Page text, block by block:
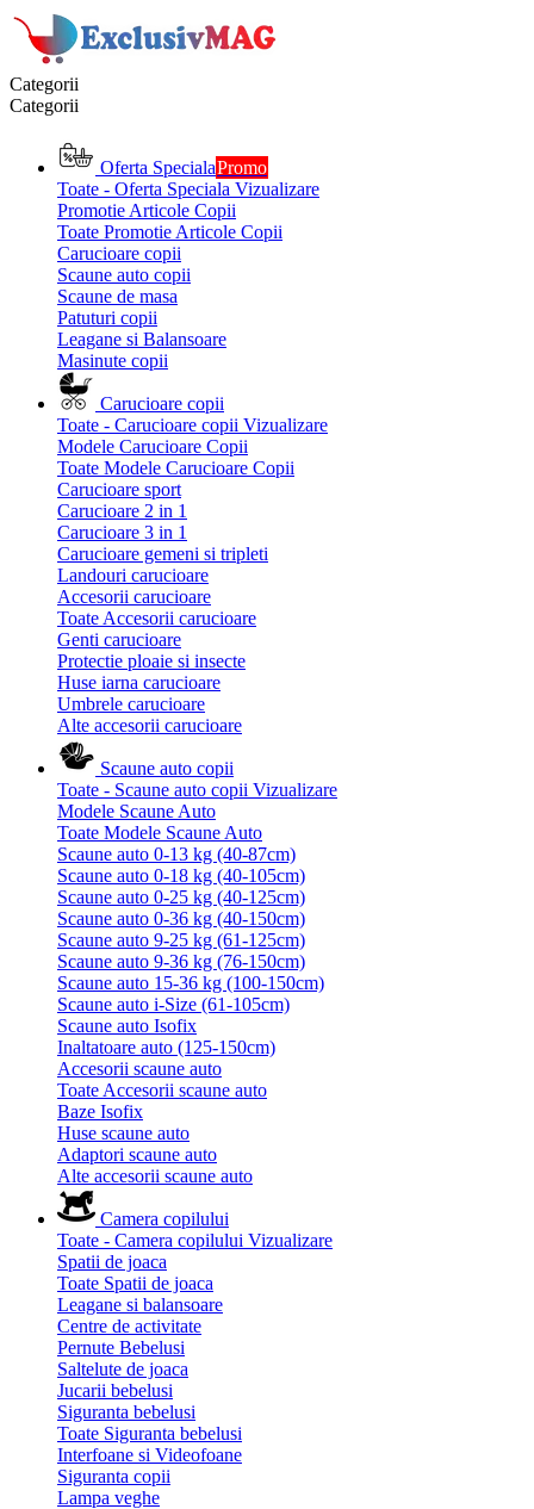
Categorii
Categorii
Oferta SpecialaPromo
Toate - Oferta Speciala Vizualizare
Promotie Articole Copii
Toate Promotie Articole Copii
Carucioare copii
Scaune auto copii
Scaune de masa
Patuturi copii
Leagane si Balansoare
Masinute copii
Carucioare copii
Toate - Carucioare copii Vizualizare
Modele Carucioare Copii
Toate Modele Carucioare Copii
Carucioare sport
Carucioare 2 in 1
Carucioare 3 in 1
Carucioare gemeni si tripleti
Landouri carucioare
Accesorii carucioare
Toate Accesorii carucioare
Genti carucioare
Protectie ploaie si insecte
Huse iarna carucioare
Umbrele carucioare
Alte accesorii carucioare
Scaune auto copii
Toate - Scaune auto copii Vizualizare
Modele Scaune Auto
Toate Modele Scaune Auto
Scaune auto 0-13 kg (40-87cm)
Scaune auto 0-18 kg (40-105cm)
Scaune auto 0-25 kg (40-125cm)
Scaune auto 0-36 kg (40-150cm)
Scaune auto 9-25 kg (61-125cm)
Scaune auto 9-36 kg (76-150cm)
Scaune auto 15-36 kg (100-150cm)
Scaune auto i-Size (61-105cm)
Scaune auto Isofix
Inaltatoare auto (125-150cm)
Accesorii scaune auto
Toate Accesorii scaune auto
Baze Isofix
Huse scaune auto
Adaptori scaune auto
Alte accesorii scaune auto
Camera copilului
Toate - Camera copilului Vizualizare
Spatii de joaca
Toate Spatii de joaca
Leagane si balansoare
Centre de activitate
Pernute Bebelusi
Saltelute de joaca
Jucarii bebelusi
Siguranta bebelusi
Toate Siguranta bebelusi
Interfoane si Videofoane
Siguranta copii
Lampa veghe